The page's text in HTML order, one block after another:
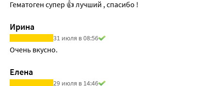
Гематоген супер 👍 лучший , спасибо !
Ирина
31 июля в 08:56
Очень вкусно.
Елена
29 июля в 14:46